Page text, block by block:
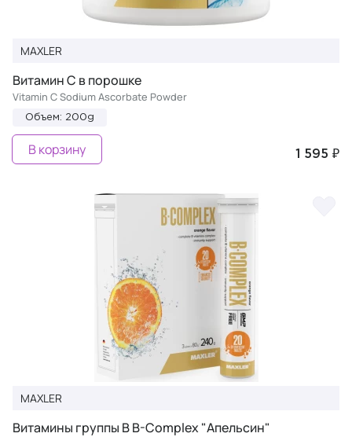
MAXLER
Витамин С в порошке
Vitamin C Sodium Ascorbate Powder
Объем: 200g
1 595 ₽
В корзину
MAXLER
Витамины группы B B-Complex "Апельсин"